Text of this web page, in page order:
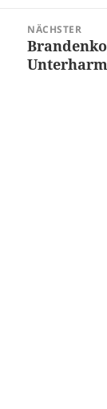
NÄCHSTER
Nächster
Beitrag: